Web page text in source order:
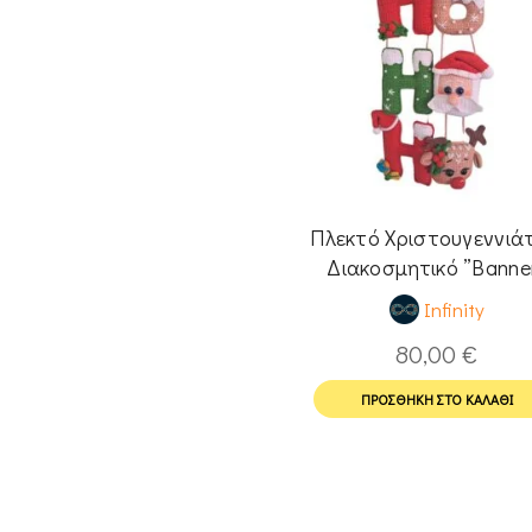
Πλεκτό
Διακοσμητικό
HoHoHo
Infinity
80,00€
ΠΡΟΣΘΉΚΗ ΣΤΟ ΚΑΛΆΘΙ